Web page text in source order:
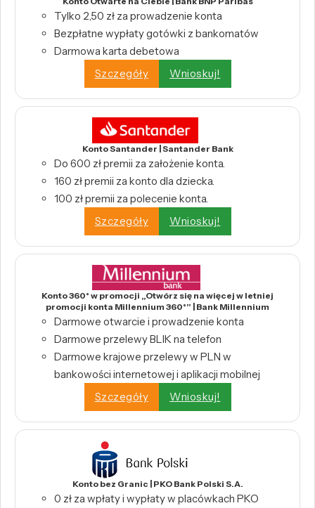
Tylko 2,50 zł za prowadzenie konta
Bezpłatne wypłaty gotówki z bankomatów
Darmowa karta debetowa
Szczegóły
Wnioskuj!
Konto Santander | Santander Bank
Do 600 zł premii za założenie konta.
160 zł premii za konto dla dziecka.
100 zł premii za polecenie konta.
Szczegóły
Wnioskuj!
Konto 360° w promocji „Otwórz się na więcej w letniej
promocji konta Millennium 360°” | Bank Millennium
Darmowe otwarcie i prowadzenie konta
Darmowe przelewy BLIK na telefon
Darmowe krajowe przelewy w PLN w
bankowości internetowej i aplikacji mobilnej
Szczegóły
Wnioskuj!
Konto bez Granic | PKO Bank Polski S.A.
0 zł za wpłaty i wypłaty w placówkach PKO